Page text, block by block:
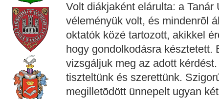
Volt diákjaként elárulta: a
véleményük volt, és mindenrõl
oktatók közé tartozott, akikkel
hogy gondolkodásra késztetett.
vizsgáljuk meg az adott
tiszteltünk és szerettünk.
megilletõdött ünnepelt ugyan